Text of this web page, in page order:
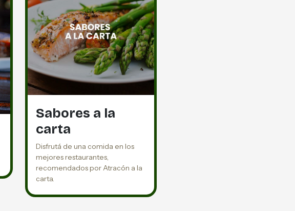
Sabores a la
carta
Disfrutá de una comida en los
mejores restaurantes,
recomendados por Atracón a la
carta.